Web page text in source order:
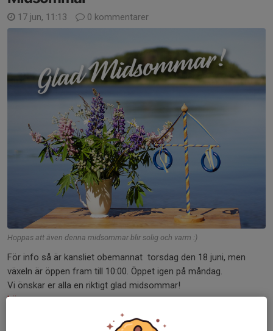
17 jun, 11:13 0 kommentarer
Hoppas att även denna midsommar blir solig och varm :)
För info så är kansliet obemannat torsdag den 18 juni, men
växeln är öppen fram till 10:00. Öppet igen på måndag.
Vi önskar er alla en riktigt glad midsommar!
Läs mer